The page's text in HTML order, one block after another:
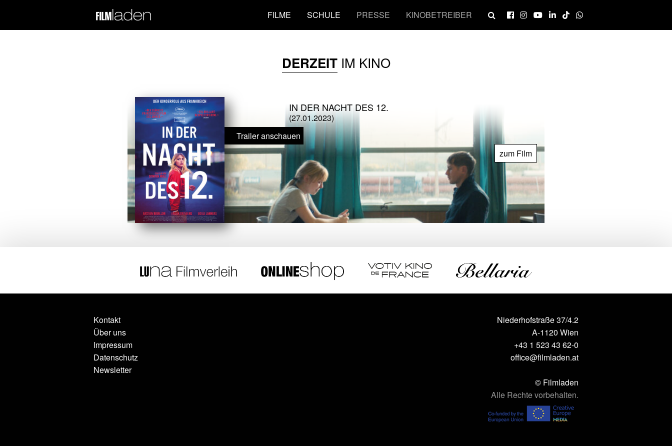
FILME SCHULE PRESSE KINOBETREIBER
DERZEITIM KINO
IN DER NACHT DES 12.
(27.01.2023)
Trailer anschauen
zum Film
Kontakt
Über uns
Impressum
Datenschutz
Newsletter
Niederhofstraße 37/4.2
A-1120 Wien
+43 1 523 43 62-0
office@filmladen.at
© Filmladen
Alle Rechte vorbehalten.